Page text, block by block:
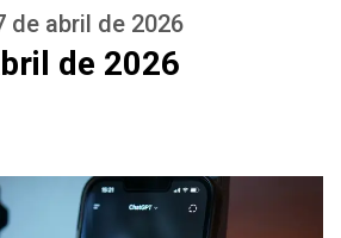
de abril de 2026
de 2026